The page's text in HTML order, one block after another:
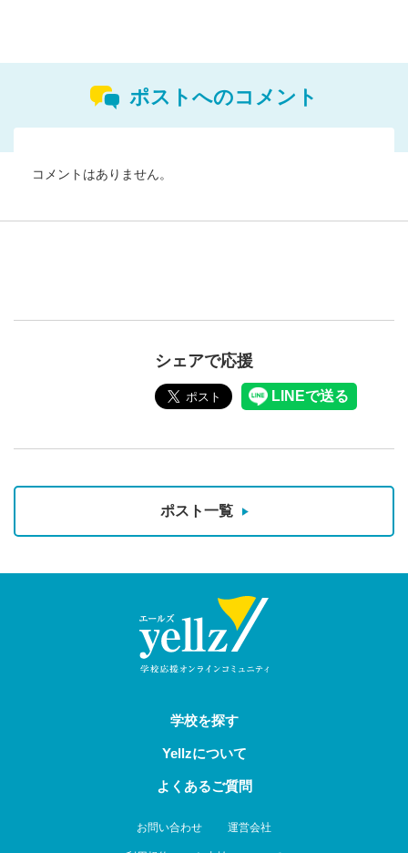
ポストへのコメント
コメントはありません。
シェアで応援
ポスト一覧
学校を探す
Yellzについて
よくあるご質問
お問い合わせ 運営会社